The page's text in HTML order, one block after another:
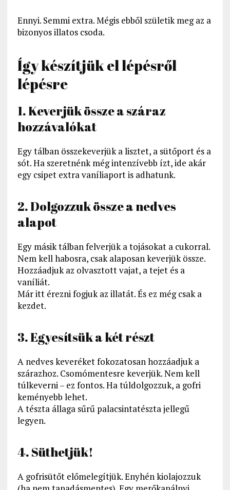
Ennyi. Semmi extra. Mégis ebből születik meg az a
bizonyos illatos csoda.
Így készítjük el lépésről
lépésre
1. Keverjük össze a száraz
hozzávalókat
Egy tálban összekeverjük a lisztet, a sütőport és a
sót. Ha szeretnénk még intenzívebb ízt, ide akár
egy csipet extra vaníliaport is adhatunk.
2. Dolgozzuk össze a nedves
alapot
Egy másik tálban felverjük a tojásokat a cukorral.
Nem kell habosra, csak alaposan keverjük össze.
Hozzáadjuk az olvasztott vajat, a tejet és a
vaníliát.
Már itt érezni fogjuk az illatát. És ez még csak a
kezdet.
3. Egyesítsük a két részt
A nedves keveréket fokozatosan hozzáadjuk a
szárazhoz. Csomómentesre keverjük. Nem kell
túlkeverni – ez fontos. Ha túldolgozzuk, a gofri
keményebb lehet.
A tészta állaga sűrű palacsintatészta jellegű
legyen.
4. Süthetjük!
A gofrisütőt előmelegítjük. Enyhén kiolajozzuk